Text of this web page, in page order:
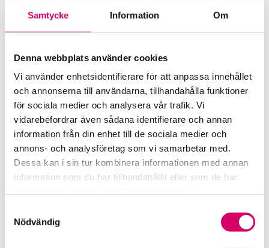
Samtycke Information Om
Denna webbplats använder cookies
Vi använder enhetsidentifierare för att anpassa innehållet
och annonserna till användarna, tillhandahålla funktioner
för sociala medier och analysera vår trafik. Vi
vidarebefordrar även sådana identifierare och annan
information från din enhet till de sociala medier och
annons- och analysföretag som vi samarbetar med.
Dessa kan i sin tur kombinera informationen med annan
information som du har tillhandahållit eller som de har
Nödvändig
Utifrån myndighetens perspektiv bör förtydligas om
fakturaportalen sparas eller om även den faktura
som företagaren utfärdat ska tas emot för att
myndigheten ska kunna verifiera uppgifterna i
fakturaportalen.
Redovisningsexpert